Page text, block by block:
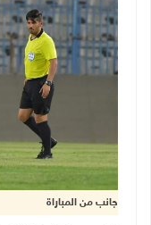
جانب من المباراة